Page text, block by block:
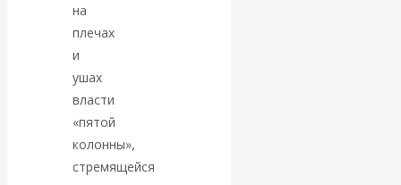
Валентин
КАтасонов.
«МЕТОД
ОТМЫВАНИЯ
на
плечах
и
ушах
власти
«пятой
колонны»,
стремящейся